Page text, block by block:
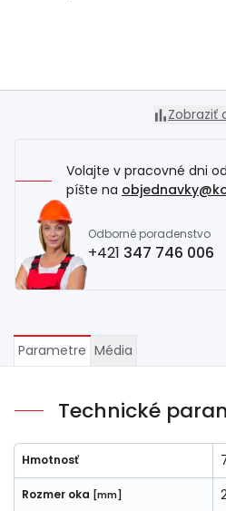
Zobraziť
Volajte v pracovné dni
píšte na
Odborné poradenstvo
+421 347 746 006
Parametre Média
Technické
Hmotnosť
Rozmer oka [mm]